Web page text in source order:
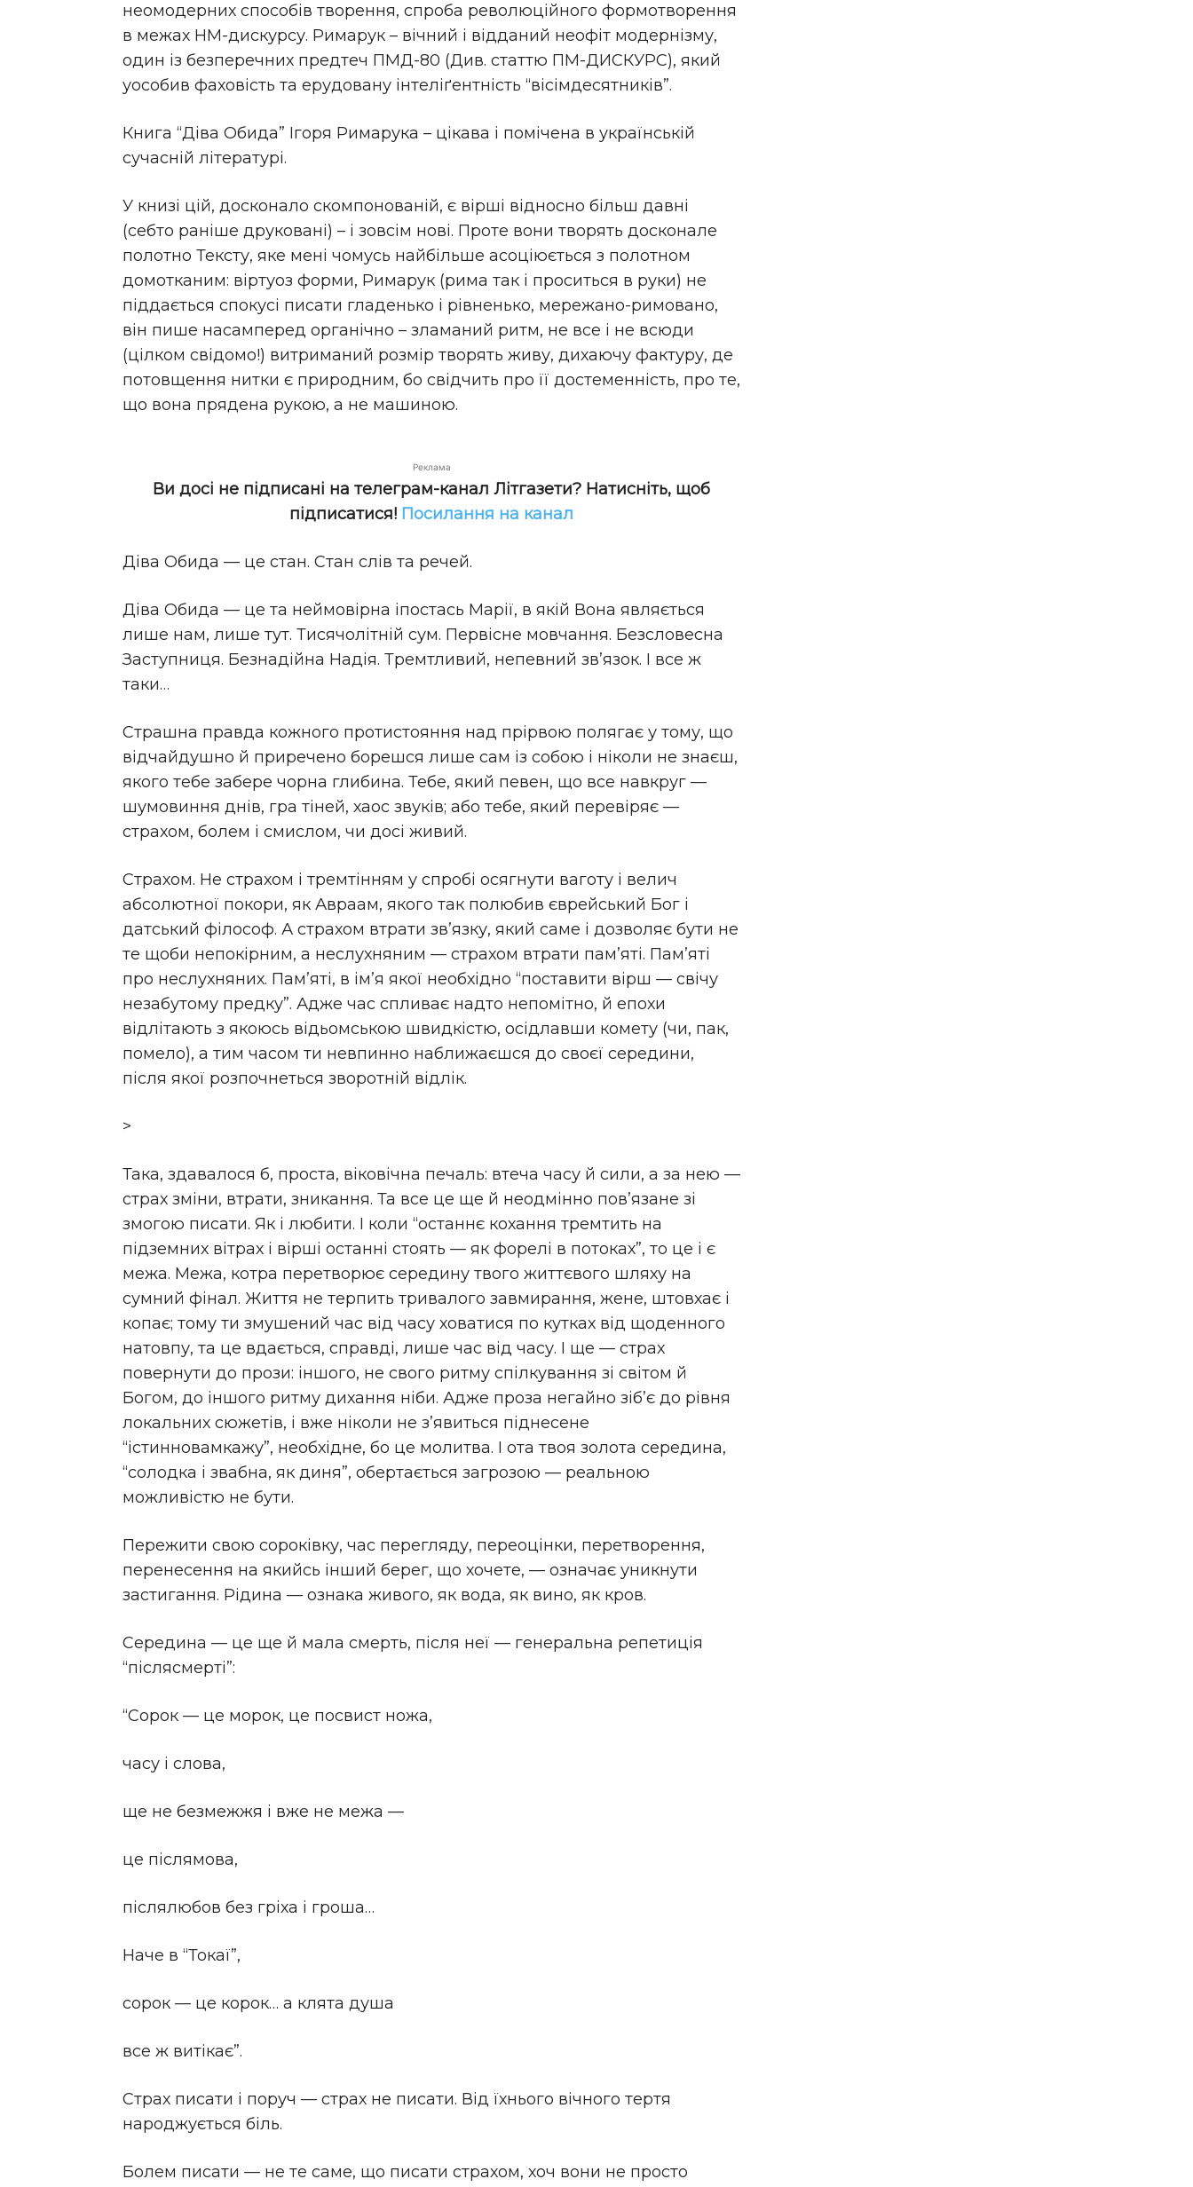
неомодерних способів творення, спроба революційного формотворення
в межах НМ-дискурсу. Римарук – вічний і відданий неофіт модернізму,
один із безперечних предтеч ПМД-80 (Див. статтю ПМ-ДИСКУРС), який
уособив фаховість та ерудовану інтеліґентність “вісімдесятників”.
Книга “Діва Обида” Ігоря Римарука – цікава і помічена в українській
сучасній літературі.
У книзі цій, досконало скомпонованій, є вірші відносно більш давні
(себто раніше друковані) – і зовсім нові. Проте вони творять досконале
полотно Тексту, яке мені чомусь найбільше асоціюється з полотном
домотканим: віртуоз форми, Римарук (рима так і проситься в руки) не
піддається спокусі писати гладенько і рівненько, мережано-римовано,
він пише насамперед органічно – зламаний ритм, не все і не всюди
(цілком свідомо!) витриманий розмір творять живу, дихаючу фактуру, де
потовщення нитки є природним, бо свідчить про її достеменність, про те,
що вона прядена рукою, а не машиною.
Реклама
Ви досі не підписані на телеграм-канал Літгазети? Натисніть, щоб
підписатися! Посилання на канал
Діва Обида — це стан. Стан слів та речей.
Діва Обида — це та неймовірна іпостась Марії, в якій Вона являється
лише нам, лише тут. Тисячолітній сум. Первісне мовчання. Безсловесна
Заступниця. Безнадійна Надія. Тремтливий, непевний зв’язок. І все ж
таки…
Страшна правда кожного протистояння над прірвою полягає у тому, що
відчайдушно й приречено борешся лише сам із собою і ніколи не знаєш,
якого тебе забере чорна глибина. Тебе, який певен, що все навкруг —
шумовиння днів, гра тіней, хаос звуків; або тебе, який перевіряє —
страхом, болем і смислом, чи досі живий.
Страхом. Не страхом і тремтінням у спробі осягнути ваготу і велич
абсолютної покори, як Авраам, якого так полюбив єврейський Бог і
датський філософ. А страхом втрати зв’язку, який саме і дозволяє бути не
те щоби непокірним, а неслухняним — страхом втрати пам’яті. Пам’яті
про неслухняних. Пам’яті, в ім’я якої необхідно “поставити вірш — свічу
незабутому предку”. Адже час спливає надто непомітно, й епохи
відлітають з якоюсь відьомською швидкістю, осідлавши комету (чи, пак,
помело), а тим часом ти невпинно наближаєшся до своєї середини,
після якої розпочнеться зворотній відлік.
>
Така, здавалося б, проста, віковічна печаль: втеча часу й сили, а за нею —
страх зміни, втрати, зникання. Та все це ще й неодмінно пов’язане зі
змогою писати. Як і любити. І коли “останнє кохання тремтить на
підземних вітрах і вірші останні стоять — як форелі в потоках”, то це і є
межа. Межа, котра перетворює середину твого життєвого шляху на
сумний фінал. Життя не терпить тривалого завмирання, жене, штовхає і
копає; тому ти змушений час від часу ховатися по кутках від щоденного
натовпу, та це вдається, справді, лише час від часу. І ще — страх
повернути до прози: іншого, не свого ритму спілкування зі світом й
Богом, до іншого ритму дихання ніби. Адже проза негайно зіб’є до рівня
локальних сюжетів, і вже ніколи не з’явиться піднесене
“істинновамкажу”, необхідне, бо це молитва. І ота твоя золота середина,
“солодка і звабна, як диня”, обертається загрозою — реальною
можливістю не бути.
Пережити свою сороківку, час перегляду, переоцінки, перетворення,
перенесення на якийсь інший берег, що хочете, — означає уникнути
застигання. Рідина — ознака живого, як вода, як вино, як кров.
Середина — це ще й мала смерть, після неї — генеральна репетиція
“післясмерті”:
“Сорок — це морок, це посвист ножа,
часу і слова,
ще не безмежжя і вже не межа —
це післямова,
післялюбов без гріха і гроша…
Наче в “Токаї”,
сорок — це корок… а клята душа
все ж витікає”.
Страх писати і поруч — страх не писати. Від їхнього вічного тертя
народжується біль.
Болем писати — не те саме, що писати страхом, хоч вони не просто